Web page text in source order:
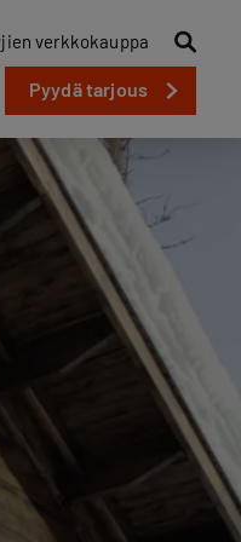
verkkokauppa
Pyydä tarjous